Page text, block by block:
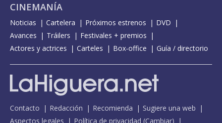
CINEMANÍA
Noticias Cartelera Próximos estrenos
DVD
Avances
Tráilers
Festivales + premios
Actores y actrices
Carteles Box-office Guía / directorio
Contacto Redacción Recomienda
Sugiere una web
Aspectos legales
Política de privacidad (Cambiar)